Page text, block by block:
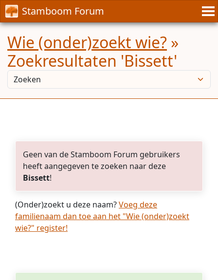
Stamboom Forum
Wie (onder)zoekt wie? »
Zoekresultaten 'Bissett'
Geen van de Stamboom Forum gebruikers
heeft aangegeven te zoeken naar deze
Bissett!
(Onder)zoekt u deze naam?Voeg deze
familienaam dan toe aan het "Wie (onder)zoekt
wie?" register!